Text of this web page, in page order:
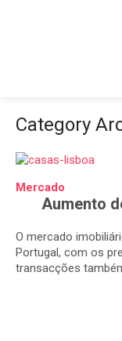
Category
Mercado
Aumento
O mercado
Portugal, com os
transacções